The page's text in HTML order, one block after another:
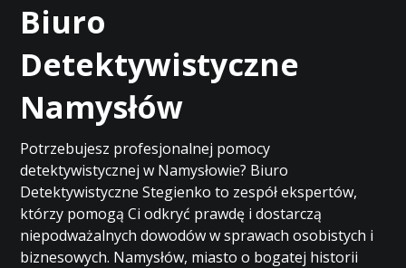
Biuro
Detektywistyczne
Namysłów
Potrzebujesz profesjonalnej pomocy
detektywistycznej w Namysłowie? Biuro
Detektywistyczne Stegienko to zespół ekspertów,
którzy pomogą Ci odkryć prawdę i dostarczą
niepodważalnych dowodów w sprawach osobistych i
biznesowych. Namysłów, miasto o bogatej historii